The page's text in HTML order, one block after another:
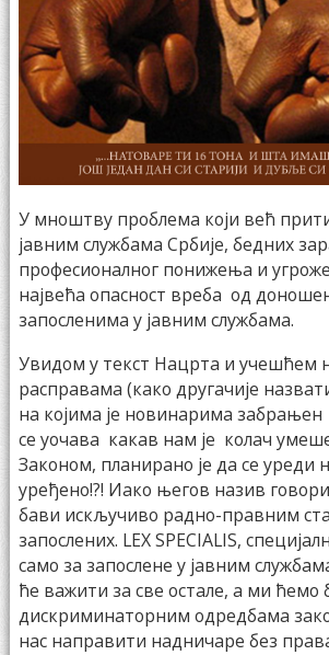
У мноштву проблема који већ
јавним службама Србије, бедних
професионалног понижења и
највећа опасност вреба од
запосленима у јавним службама.
Увидом у текст Нацрта и учешћем
расправама (какo другачије
на којима је новинарима забрањен
се уочава какав нам је колач
Законом, планирано је да се уреди
уређено!?! Иако његов назив
бави искључиво радно-правним
запослених. LEX SPECIALIS,
само за запослене у јавним
ће важити за све остале, а ми ћемо
дискриминаторним одредбама
нас направити надничаре без